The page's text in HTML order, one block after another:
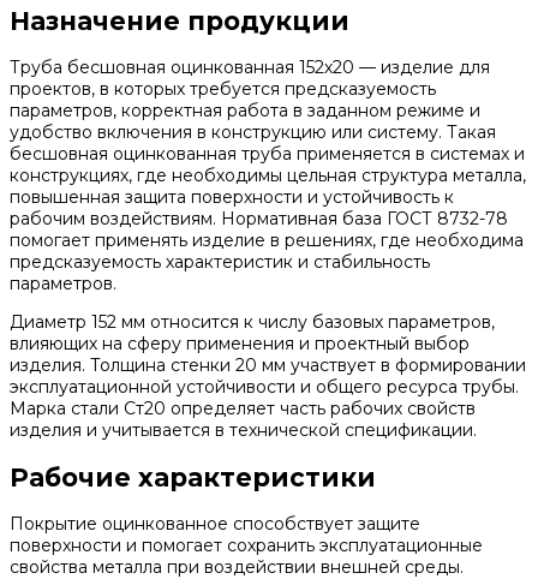
Назначение продукции
Труба бесшовная оцинкованная 152х20 — изделие для
проектов, в которых требуется предсказуемость
параметров, корректная работа в заданном режиме и
удобство включения в конструкцию или систему. Такая
бесшовная оцинкованная труба применяется в системах и
конструкциях, где необходимы цельная структура металла,
повышенная защита поверхности и устойчивость к
рабочим воздействиям. Нормативная база ГОСТ 8732-78
помогает применять изделие в решениях, где необходима
предсказуемость характеристик и стабильность
параметров.
Диаметр 152 мм относится к числу базовых параметров,
влияющих на сферу применения и проектный выбор
изделия. Толщина стенки 20 мм участвует в формировании
эксплуатационной устойчивости и общего ресурса трубы.
Марка стали Ст20 определяет часть рабочих свойств
изделия и учитывается в технической спецификации.
Рабочие характеристики
Покрытие оцинкованное способствует защите
поверхности и помогает сохранить эксплуатационные
свойства металла при воздействии внешней среды.